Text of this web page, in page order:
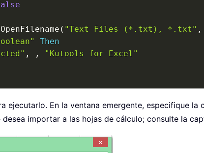
( "Text Files (*.txt), *.txt" ,
Then
, ,
"Kutools for Excel"
( I) )
ejecutarlo. En la ventana emergente, especifique
importar a las hojas de cálculo; consulte la